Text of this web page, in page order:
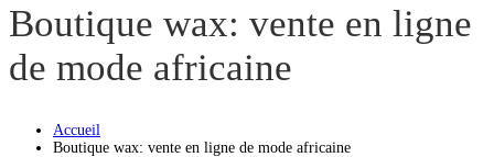
Boutique wax: vente en ligne
de mode africaine
Accueil
Boutique wax: vente en ligne de mode africaine